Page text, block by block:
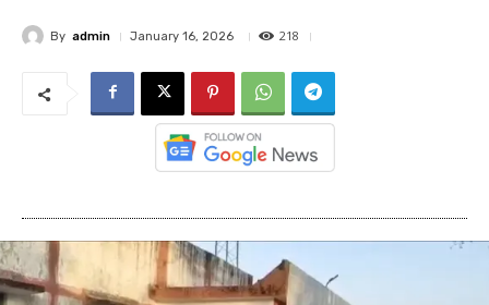
By admin January 16, 2026 218